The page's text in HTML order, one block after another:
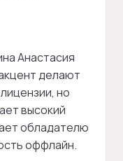
Анастасия
делают
но
высокий
обладателю
оффлайн.